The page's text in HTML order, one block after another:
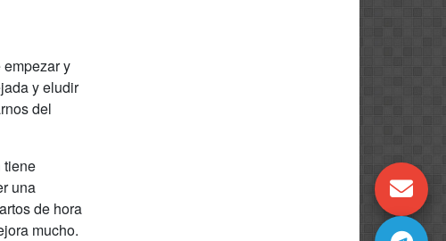
y
y eludir
del
tiene
una
de hora
mucho.